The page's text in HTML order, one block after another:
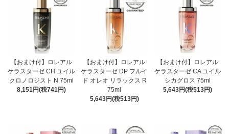
【おまけ付】ロレアル
ケラスターゼ CH ユイル
クロノロジスト N 75ml
8,151円(税741円)
【おまけ付】ロレアル
ケラスターゼ DP フルイ
ド オレオ リラックス R
75ml
5,643円(税513円)
【おまけ付】ロレアル
ケラスターゼ CA ユイル
シカグロス 75ml
5,643円(税513円)